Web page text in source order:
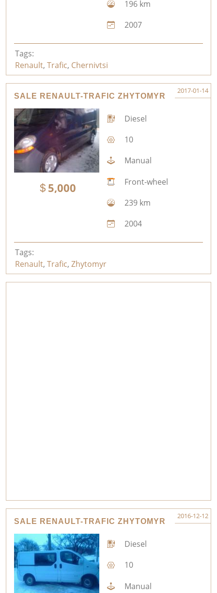
196 km
2007
Tags:
Renault, Trafic, Chernivtsi
SALE RENAULT-TRAFIC ZHYTOMYR
2017-01-14
5,000
Diesel
10
Manual
Front-wheel
239 km
2004
Tags:
Renault, Trafic, Zhytomyr
SALE RENAULT-TRAFIC ZHYTOMYR
2016-12-12
Diesel
10
Manual